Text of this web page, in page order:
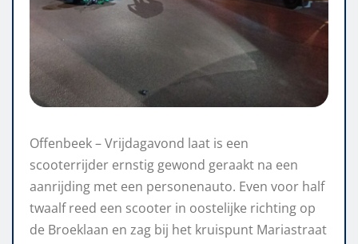
Offenbeek – Vrijdagavond laat is een
scooterrijder ernstig gewond geraakt na een
aanrijding met een personenauto. Even voor half
twaalf reed een scooter in oostelijke richting op
de Broeklaan en zag bij het kruispunt Mariastraat